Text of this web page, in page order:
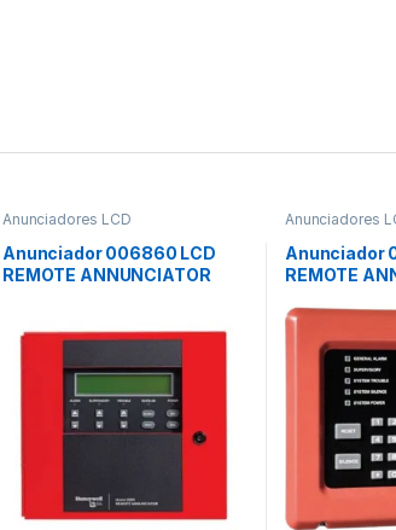
Anunciadores LCD
Anunciador 006860 LCD
REMOTE ANNUNCIATOR
Anunciadores
Anunciador
REMOTE